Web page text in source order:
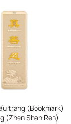
trang (Bookmark)
(Zhen Shan Ren)